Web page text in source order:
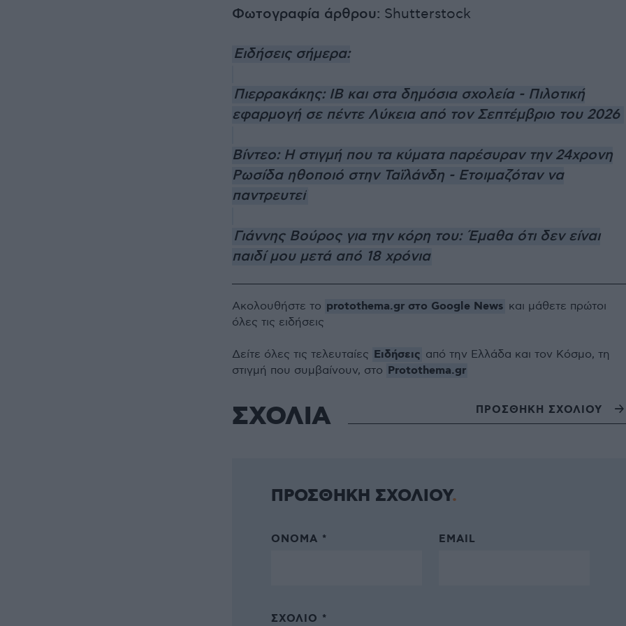
Φωτογραφία άρθρου: Shutterstock
Ειδήσεις σήμερα:
Πιερρακάκης: IB και στα δημόσια σχολεία - Πιλοτική
εφαρμογή σε πέντε Λύκεια από τον Σεπτέμβριο του 2026
Βίντεο: Η στιγμή που τα κύματα παρέσυραν την 24χρονη
Ρωσίδα ηθοποιό στην Ταϊλάνδη - Ετοιμαζόταν να
παντρευτεί
Γιάννης Βούρος για την κόρη του: Έμαθα ότι δεν είναι
παιδί μου μετά από 18 χρόνια
Ακολουθήστε το protothema.gr στο Google News και μάθετε πρώτοι
όλες τις ειδήσεις
Δείτε όλες τις τελευταίες Ειδήσεις από την Ελλάδα και τον Κόσμο, τη
στιγμή που συμβαίνουν, στο Protothema.gr
ΣΧΟΛΙΑ ΠΡΟΣΘΗΚΗ ΣΧΟΛΙΟΥ
ΠΡΟΣΘΗΚΗ ΣΧΟΛΙΟΥ
ΌΝΟΜΑ * EMAIL
ΣΧΌΛΙΟ *